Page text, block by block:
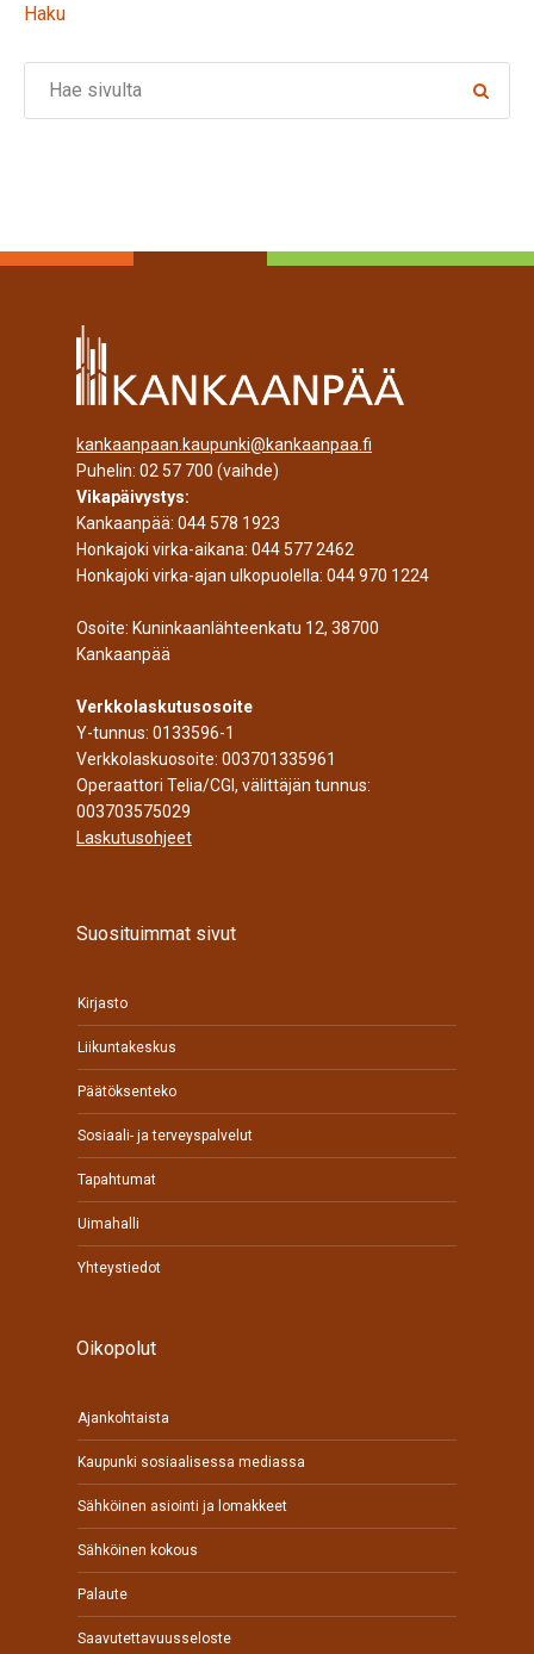
Haku
kankaanpaan.kaupunki@kankaanpaa.fi
Puhelin: 02 57 700 (vaihde)
Vikapäivystys:
Kankaanpää: 044 578 1923
Honkajoki virka-aikana: 044 577 2462
Honkajoki virka-ajan ulkopuolella: 044 970 1224
Osoite: Kuninkaanlähteenkatu 12, 38700
Kankaanpää
Verkkolaskutusosoite
Y-tunnus: 0133596-1
Verkkolaskuosoite: 003701335961
Operaattori Telia/CGI, välittäjän tunnus:
003703575029
Laskutusohjeet
Suosituimmat sivut
Kirjasto
Liikuntakeskus
Päätöksenteko
Sosiaali- ja terveyspalvelut
Tapahtumat
Uimahalli
Yhteystiedot
Oikopolut
Ajankohtaista
Kaupunki sosiaalisessa mediassa
Sähköinen asiointi ja lomakkeet
Sähköinen kokous
Palaute
Saavutettavuusseloste